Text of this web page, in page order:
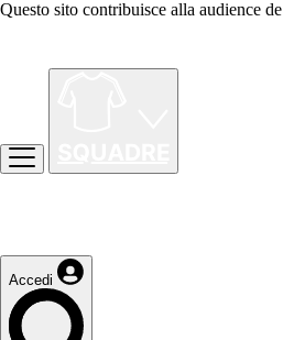
Questo sito contribuisce alla audience de
Accedi